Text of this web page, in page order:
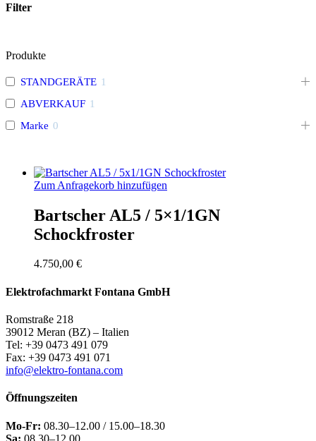
Filter
Filter
Produkte
STANDGERÄTE 1
ABVERKAUF 1
Marke 0
Zum Anfragekorb hinzufügen
Bartscher AL5 / 5×1/1GN
Schockfroster
4.750,00 €
Elektrofachmarkt Fontana GmbH
Romstraße 218
39012 Meran (BZ) – Italien
Tel: +39 0473 491 079
Fax: +39 0473 491 071
info@elektro-fontana.com
Öffnungszeiten
Mo-Fr: 08.30–12.00 / 15.00–18.30
Sa: 08.30–12.00